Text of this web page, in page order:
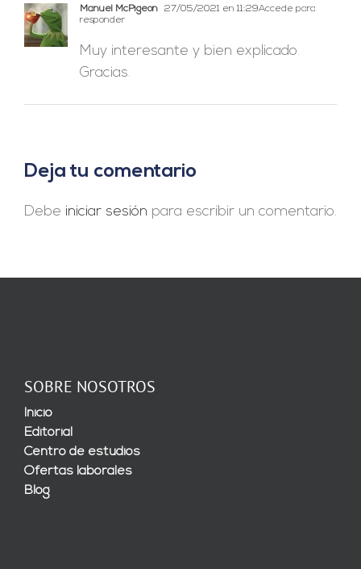
Manuel McPigeon 27/05/2021 en 11:29Accede para
responder
Muy interesante y bien explicado.
Gracias.
Deja tu comentario
Debe iniciar sesión para escribir un comentario.
SOBRE NOSOTROS
Inicio
Editorial
Centro de estudios
Ofertas laborales
Blog